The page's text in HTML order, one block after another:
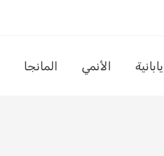
الأنمي المانجا